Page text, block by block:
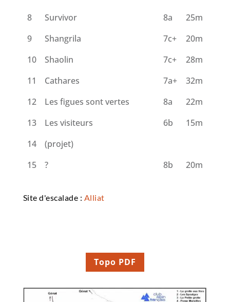
8
Survivor 8a
25m
9
Shangrila 7c+
20m
10
Shaolin 7c+
28m
11
Cathares 7a+
32m
12
Les figues sont vertes 8a
22m
13
Les visiteurs 6b
15m
14
(projet)
15
? 8b 20m
Site d'escalade : Alliat
Topo PDF